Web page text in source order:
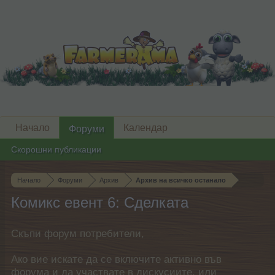
Начало Форуми Архив Архив на всичко останало
Комикс евент 6: Сделката
Скъпи форум потребители,
Ако вие искате да се включите активно във
форума и да участвате в дискусиите, или
Начало Форуми
Скорошни публикации
Календар